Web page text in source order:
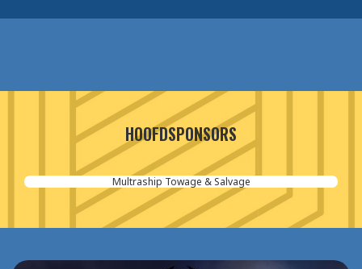
HOOFDSPONSORS
Multraship Towage & Salvage